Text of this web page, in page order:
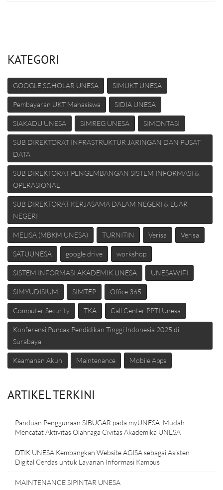
KATEGORI
GOOGLE SCHOLAR UNESA SIMUKT UNESA
Pembayaran UKT Mahasiswa SIDIA UNESA
SIAKADU UNESA SIMREG UNESA SIMONTASI
SUB DIREKTORAT INFRASTRUKTUR JARINGAN DAN PUSAT
DATA
SUB DIREKTORAT PENGEMBANGAN SISTEM INFORMASI &
OPERASIONAL
SUB DIREKTORAT KERJASAMA DALAM NEGERI & LUAR
NEGERI
MELISA (MBKM UNESA) TURNITIN Verisa Verisa
SATUUNESA google drive workshop
SISTEM INFORMASI AKADEMIK UNESA UNESAWIFI
SIMYUDISIUM SIMTEP Office 365
Computer Security TKA Call Center PPTI Unesa
Konferensi Puncak Pendidikan Tinggi Indonesia 2025 di
Surabaya
Keamanan Akun Maintenance Mobile Apps
ARTIKEL TERKINI
Panduan Penggunaan SIBUGAR pada myUNESA: Mudah
Mencatat Aktivitas Olahraga Civitas Akademika UNESA
DTIK UNESA Kembangkan Website AGISA sebagai Asisten
Digital Cerdas untuk Layanan Informasi Kampus
MAINTENANCE SIPINTAR UNESA